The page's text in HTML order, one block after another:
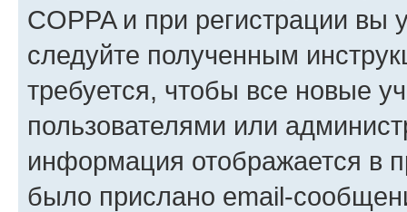
COPPA и при регистрации вы
следуйте полученным
требуется, чтобы все новые
пользователями или
информация отображается в
было прислано email-